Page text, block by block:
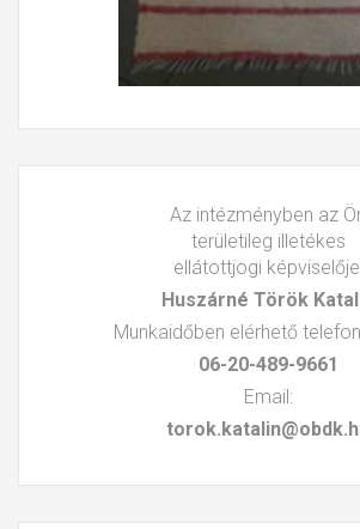
Az intézményben az
területileg illetékes
ellátottjogi
Huszárné Török
Munkaidőben elérhető
06-20-489-9661
Email: